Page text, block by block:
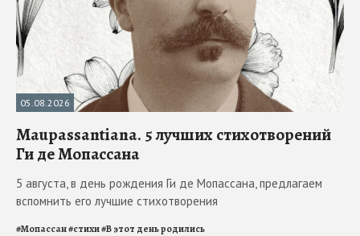
05.08.2026
Maupassantiana. 5 лучших стихотворений
Ги де Мопассана
5 августа, в день рождения Ги де Мопассана, предлагаем
вспомнить его лучшие стихотворения
#Мопассан#стихи#В этот день родились